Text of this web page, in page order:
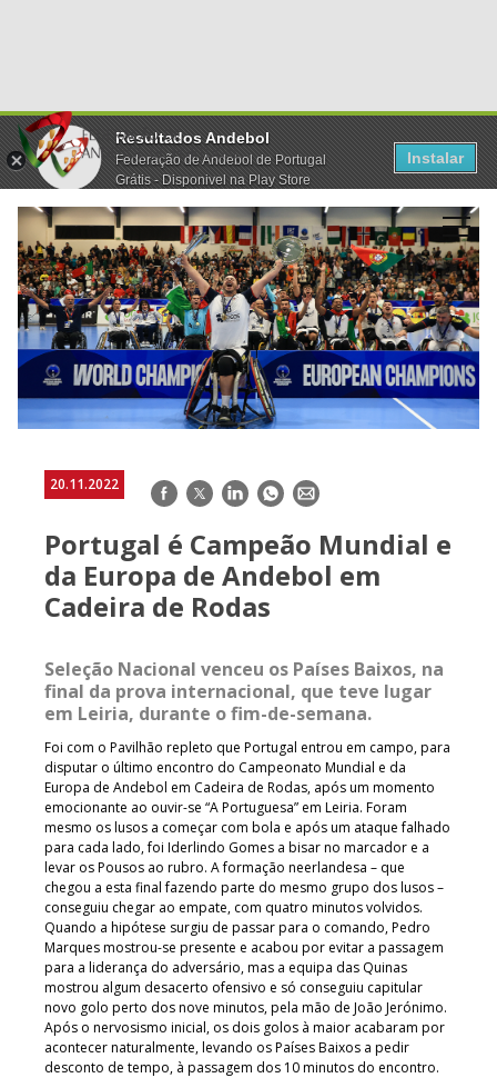
Resultados Andebol
Federação de Andebol de Portugal
Grátis - Disponivel na Play Store
Instalar
20.11.2022 Facebook
TwitterLinkedInWhatsApp
E-
Portugal é Campeão Mundial e
da Europa de Andebol em
Cadeira de Rodas
Seleção Nacional venceu os Países Baixos, na
final da prova internacional, que teve lugar
em Leiria, durante o fim-de-semana.
Foi com o Pavilhão repleto que Portugal entrou em campo, para
disputar o último encontro do Campeonato Mundial e da
Europa de Andebol em Cadeira de Rodas, após um momento
emocionante ao ouvir-se “A Portuguesa” em Leiria. Foram
mesmo os lusos a começar com bola e após um ataque falhado
para cada lado, foi Iderlindo Gomes a bisar no marcador e a
levar os Pousos ao rubro. A formação neerlandesa – que
chegou a esta final fazendo parte do mesmo grupo dos lusos –
conseguiu chegar ao empate, com quatro minutos volvidos.
Quando a hipótese surgiu de passar para o comando, Pedro
Marques mostrou-se presente e acabou por evitar a passagem
para a liderança do adversário, mas a equipa das Quinas
mostrou algum desacerto ofensivo e só conseguiu capitular
novo golo perto dos nove minutos, pela mão de João Jerónimo.
Após o nervosismo inicial, os dois golos à maior acabaram por
acontecer naturalmente, levando os Países Baixos a pedir
desconto de tempo, à passagem dos 10 minutos do encontro.